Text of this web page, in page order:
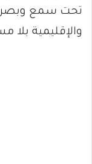
تحت سمع وبصر
والإقليمية